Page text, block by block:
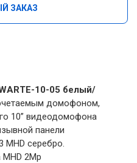
ЗАКАЗ
10-05 белый/
домофоном,
10” видеодомофона
панели
серебро.
2Mp